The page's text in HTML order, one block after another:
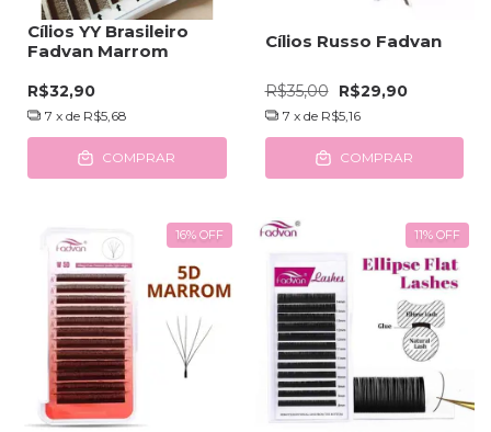
Cílios YY Brasileiro
Fadvan Marrom
R$32,90
7 x de R$5,68
COMPRAR
Cílios Russo Fadvan
R$35,00 R$29,90
7 x de R$5,16
COMPRAR
16% OFF 11% OFF